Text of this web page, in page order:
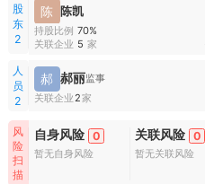
股
东
2
陈 陈凯
持股比例 70%
关联企业 5 家
人
员
2
郝 郝丽监事
关联企业2家
风
险
扫
描
自身风险 0
暂无自身风险
关联风险 0
暂无关联风险